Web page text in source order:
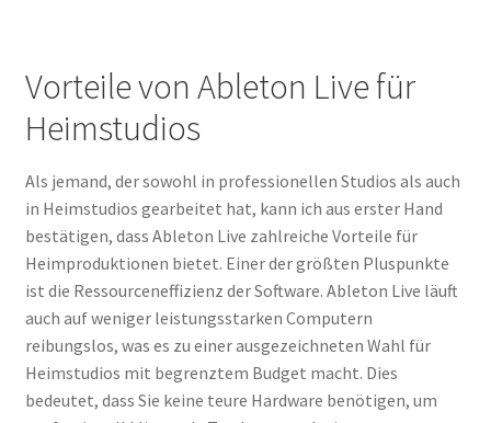
Vorteile von Ableton Live für
Heimstudios
Als jemand, der sowohl in professionellen Studios als auch
in Heimstudios gearbeitet hat, kann ich aus erster Hand
bestätigen, dass Ableton Live zahlreiche Vorteile für
Heimproduktionen bietet. Einer der größten Pluspunkte
ist die Ressourceneffizienz der Software. Ableton Live läuft
auch auf weniger leistungsstarken Computern
reibungslos, was es zu einer ausgezeichneten Wahl für
Heimstudios mit begrenztem Budget macht. Dies
bedeutet, dass Sie keine teure Hardware benötigen, um